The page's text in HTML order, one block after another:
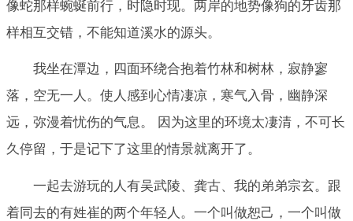
像蛇那样蜿蜒前行，时隐时现。两岸的地势像狗的牙齿那
样相互交错，不能知道溪水的源头。
我坐在潭边，四面环绕合抱着竹林和树林，寂静寥
落，空无一人。使人感到心情凄凉，寒气入骨，幽静深
远，弥漫着忧伤的气息。 因为这里的环境太凄清，不可长
久停留，于是记下了这里的情景就离开了。
一起去游玩的人有吴武陵、龚古、我的弟弟宗玄。跟
着同去的有姓崔的两个年轻人。一个叫做恕己，一个叫做